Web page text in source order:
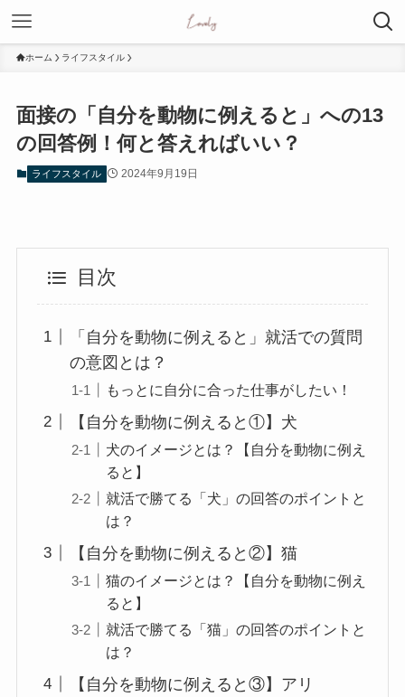
ホーム ライフスタイル
面接の「自分を動物に例えると」への13
の回答例！何と答えればいい？
ライフスタイル 2024年9月19日
目次
「自分を動物に例えると」就活での質問
の意図とは？
もっとに自分に合った仕事がしたい！
【自分を動物に例えると①】犬
犬のイメージとは？【自分を動物に例え
ると】
就活で勝てる「犬」の回答のポイントと
は？
【自分を動物に例えると②】猫
猫のイメージとは？【自分を動物に例え
ると】
就活で勝てる「猫」の回答のポイントと
は？
【自分を動物に例えると③】アリ